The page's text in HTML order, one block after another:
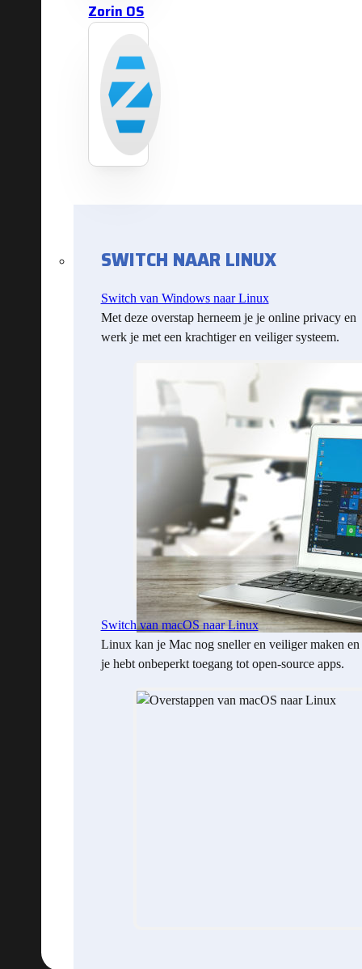
Zorin OS
SWITCH NAAR LINUX
Switch van Windows naar Linux
Met deze overstap herneem je je online privacy en
werk je met een krachtiger en veiliger systeem.
Switch van macOS naar Linux
Linux kan je Mac nog sneller en veiliger maken en
je hebt onbeperkt toegang tot open-source apps.